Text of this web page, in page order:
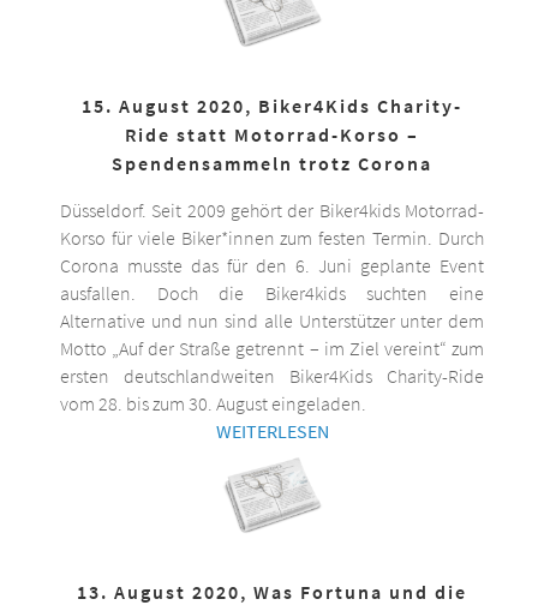
15. August 2020, Biker4Kids Charity-
Ride statt Motorrad-Korso –
Spendensammeln trotz Corona
Düsseldorf. Seit 2009 gehört der Biker4kids Motorrad-
Korso für viele Biker*innen zum festen Termin. Durch
Corona musste das für den 6. Juni geplante Event
ausfallen. Doch die Biker4kids suchten eine
Alternative und nun sind alle Unterstützer unter dem
Motto „Auf der Straße getrennt – im Ziel vereint“ zum
ersten deutschlandweiten Biker4Kids Charity-Ride
vom 28. bis zum 30. August eingeladen.
WEITERLESEN
13. August 2020, Was Fortuna und die